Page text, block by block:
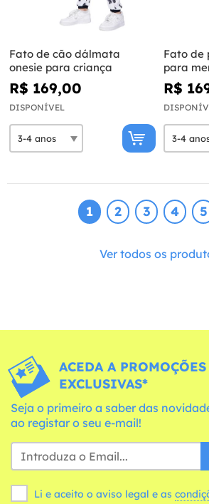
Fato de cão dálmata
onesie para criança
R$ 169,00
DISPONÍVEL
Fato de
para
R$
1 2 3 4 5
Ver todos os
ACEDA A PROMOÇÕES
EXCLUSIVAS*
Seja o primeiro a saber das
ao registar o seu e-mail!
Li e aceito o aviso legal e as